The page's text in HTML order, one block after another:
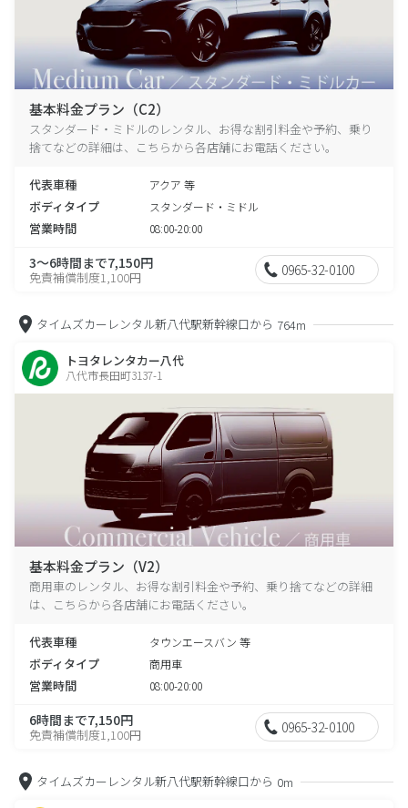
基本料金プラン（C2）
スタンダード・ミドルのレンタル、お得な割引料金や予約、乗り
捨てなどの詳細は、こちらから各店舗にお電話ください。
代表車種 アクア 等
ボディタイプ スタンダード・ミドル
営業時間 08:00-20:00
3～6時間まで7,150円
免責補償制度1,100円 0965-32-0100
タイムズカーレンタル新八代駅新幹線口から 764m
トヨタレンタカー八代
八代市長田町3137-1
基本料金プラン（V2）
商用車のレンタル、お得な割引料金や予約、乗り捨てなどの詳細
は、こちらから各店舗にお電話ください。
代表車種 タウンエースバン 等
ボディタイプ 商用車
営業時間 08:00-20:00
6時間まで7,150円
免責補償制度1,100円 0965-32-0100
タイムズカーレンタル新八代駅新幹線口から 0m